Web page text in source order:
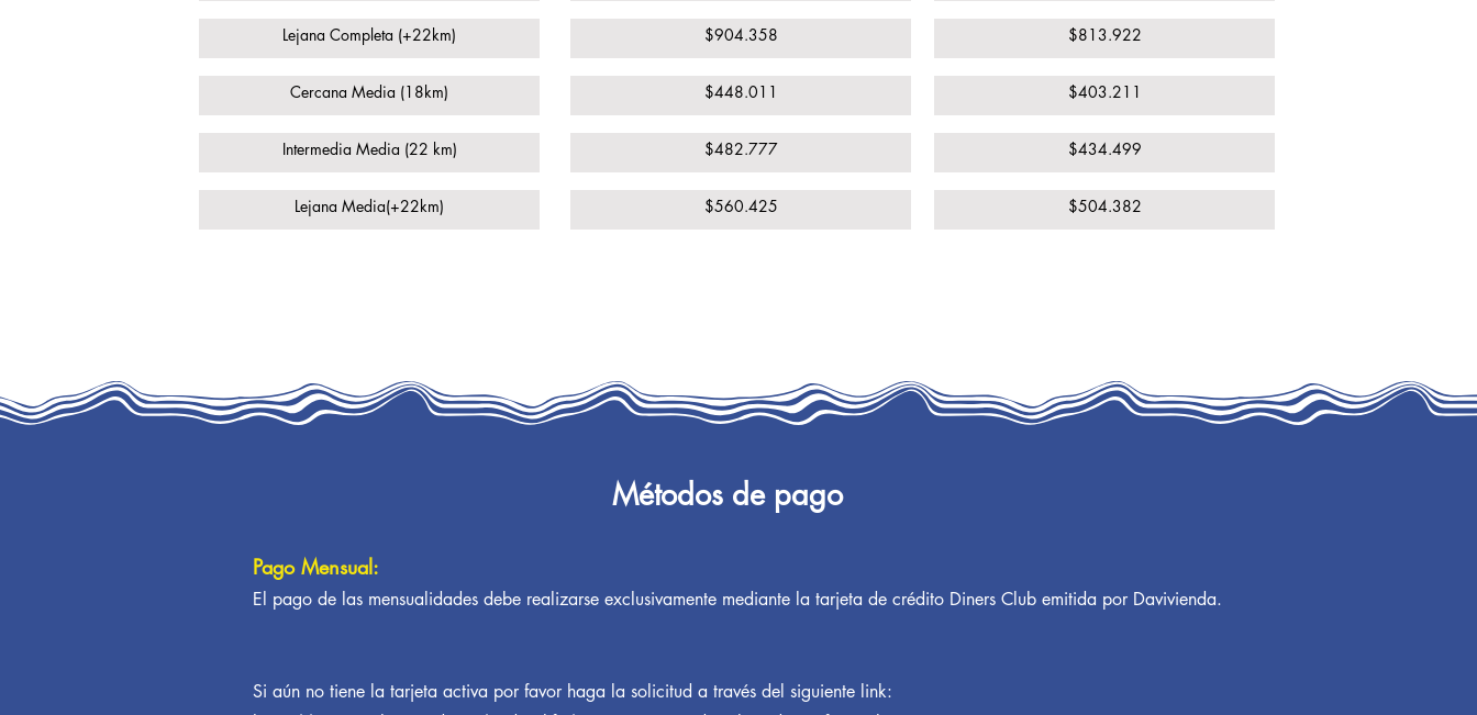
Lejana Completa (+22km)
Cercana Media (18km)
Intermedia Media (22 km)
Lejana Media(+22km)
$904.358
$448.011
$482.777
$560.425
$813.922
$403.211
$434.499
$504.382
Métodos de pago
Pago Mensual:
El pago de las mensualidades debe realizarse exclusivamente mediante la tarjeta de crédito Diners Club emitida por Davivienda.
Si aún no tiene la tarjeta activa por favor haga la solicitud a través del siguiente link: